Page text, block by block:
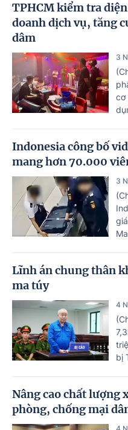
TPHCM kiểm tra
doanh dịch vụ, tăng
dâm
3
cơ
Indonesia công bố
mang hơn 70.000
3
Lĩnh án chung thân
ma túy
4
bị
Nâng cao chất lượng
phòng, chống mại